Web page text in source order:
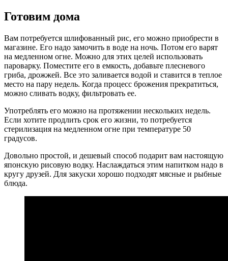
Готовим дома
Вам потребуется шлифованный рис, его можно приобрести в
магазине. Его надо замочить в воде на ночь. Потом его варят
на медленном огне. Можно для этих целей использовать
пароварку. Поместите его в емкость, добавьте плесневого
гриба, дрожжей. Все это заливается водой и ставится в теплое
место на пару недель. Когда процесс брожения прекратиться,
можно сливать водку, фильтровать ее.
Употреблять его можно на протяжении нескольких недель.
Если хотите продлить срок его жизни, то потребуется
стерилизация на медленном огне при температуре 50
градусов.
Довольно простой, и дешевый способ подарит вам настоящую
японскую рисовую водку. Наслаждаться этим напитком надо в
кругу друзей. Для закуски хорошо подходят мясные и рыбные
блюда.